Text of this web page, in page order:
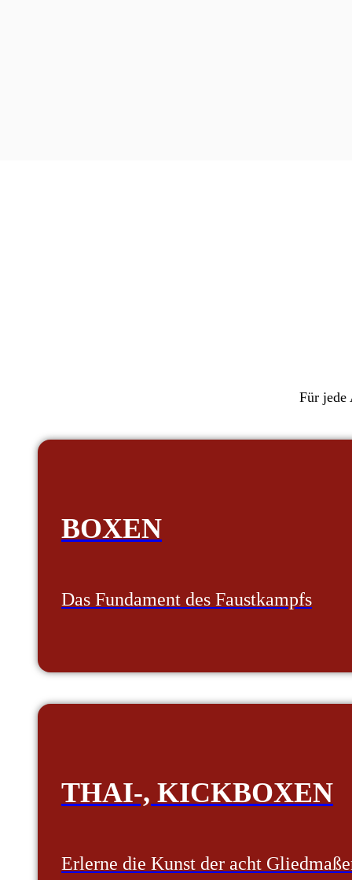
Für jede
BOXEN
Das Fundament des Faustkampfs
THAI-, KICKBOXEN
Erlerne die Kunst der acht